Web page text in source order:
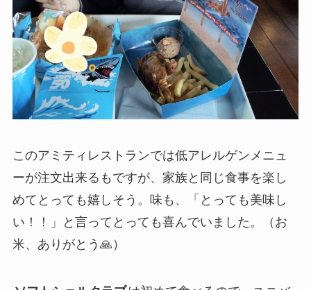
このアミティレストランでは低アレルゲンメニュ
ーが注文出来るもですが、家族と同じ食事を楽し
めてとっても嬉しそう。味も、「とっても美味し
い！！」と言ってとっても喜んでいました。（お
米、ありがとう🙏）